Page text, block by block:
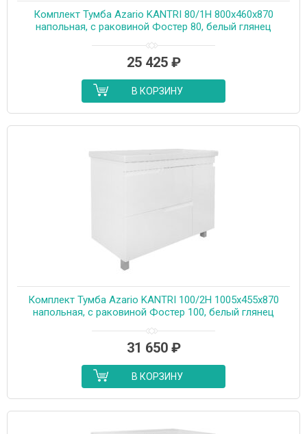
Комплект Тумба Azario KANTRI 80/1Н 800х460х870
напольная, с раковиной Фостер 80, белый глянец
25 425 ₽
В КОРЗИНУ
Комплект Тумба Azario KANTRI 100/2Н 1005х455х870
напольная, с раковиной Фостер 100, белый глянец
31 650 ₽
В КОРЗИНУ